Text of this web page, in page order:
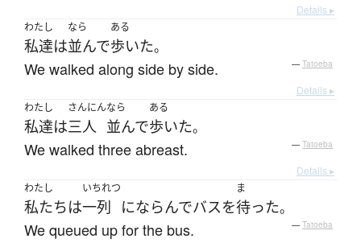
Details ▸
わたし
私達は
なら
並んで
ある
歩いた。
We walked along side by side. — Tatoeba
Details ▸
わたし
私達は
さんにん
三人
なら
並んで
ある
歩いた。
We walked three abreast. — Tatoeba
Details ▸
わたし
私たちは
いちれつ
一列 にならんでバスを
ま
待った。
We queued up for the bus. — Tatoeba